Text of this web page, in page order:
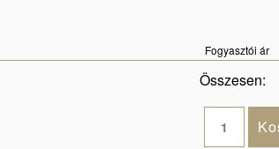
Fogyasztói ár
Összesen: